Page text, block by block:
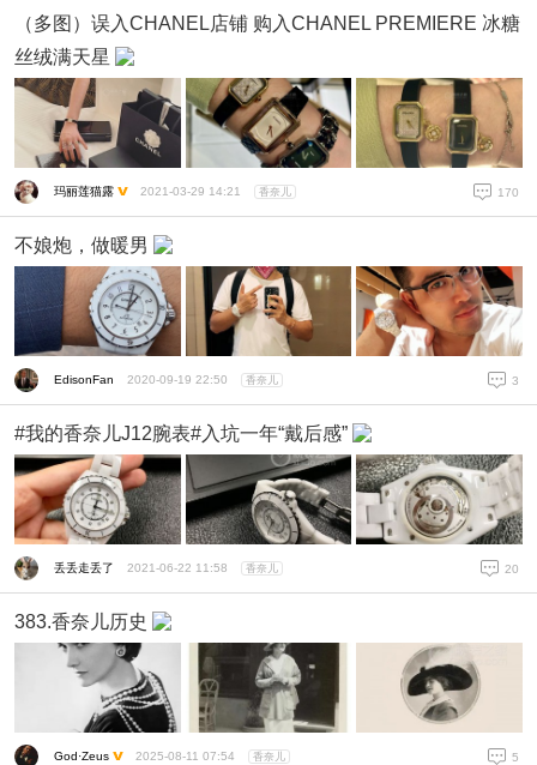
（多图）误入CHANEL店铺 购入CHANEL PREMIERE 冰糖
丝绒满天星
玛丽莲猫露 2021-03-29 14:21 香奈儿 170
不娘炮，做暖男
EdisonFan 2020-09-19 22:50 香奈儿 3
#我的香奈儿J12腕表#入坑一年“戴后感”
丢丢走丢了 2021-06-22 11:58 香奈儿 20
383.香奈儿历史
God·Zeus 2025-08-11 07:54 香奈儿 5